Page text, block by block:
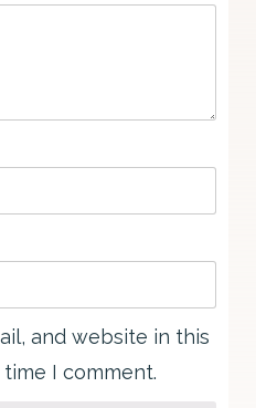
and website in this
I comment.